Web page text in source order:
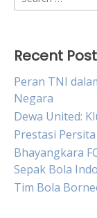
for:
Recent
Peran TNI
Negara
Dewa United:
Prestasi
Bhayangkara
Sepak Bola
Tim Bola